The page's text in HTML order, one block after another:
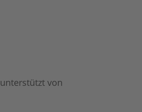
unterstützt von